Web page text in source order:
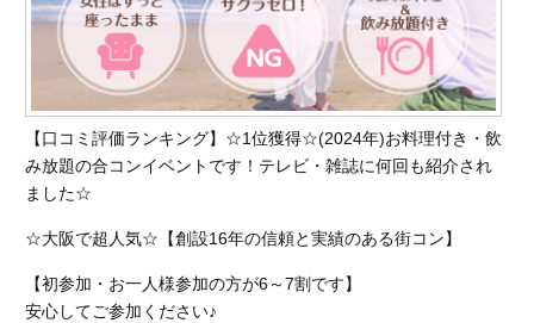
【口コミ評価ランキング】☆1位獲得☆(2024年)お料理付き・飲
み放題の合コンイベントです！テレビ・雑誌に何回も紹介され
ました☆
☆大阪で超人気☆【創設16年の信頼と実績のある街コン】
【初参加・お一人様参加の方が6～7割です】
安心してご参加ください♪